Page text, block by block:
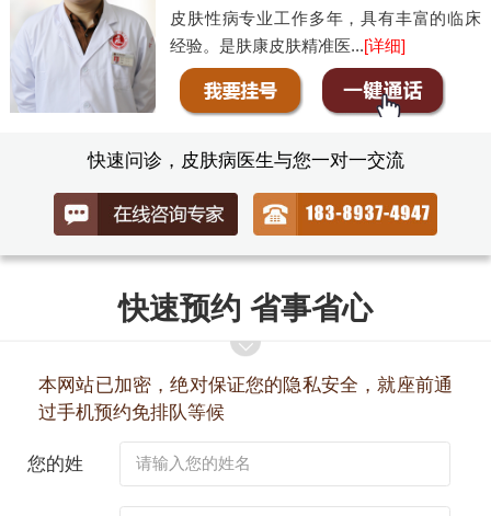
皮肤性病专业工作多年，具有丰富的临床
经验。是肤康皮肤精准医...[详细]
快速问诊，皮肤病医生与您一对一交流
快速预约 省事省心
本网站已加密，绝对保证您的隐私安全，就座前通
过手机预约免排队等候
您的姓